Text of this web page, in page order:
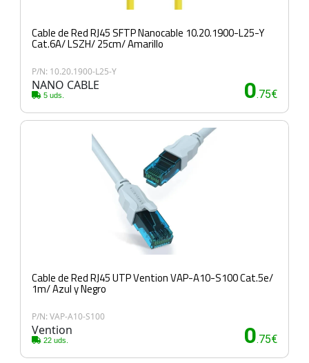
Cable de Red RJ45 SFTP Nanocable 10.20.1900-L25-Y
Cat.6A/ LSZH/ 25cm/ Amarillo
P/N: 10.20.1900-L25-Y
NANO CABLE
5 uds. 0.75€
Cable de Red RJ45 UTP Vention VAP-A10-S100 Cat.5e/
1m/ Azul y Negro
P/N: VAP-A10-S100
Vention
22 uds. 0.75€